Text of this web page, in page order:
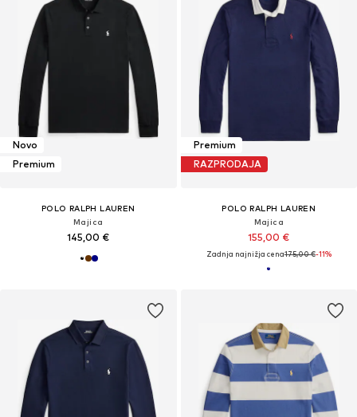
Novo
Premium
POLO RALPH LAUREN
Majica
145,00 €
Premium
RAZPRODAJA
POLO RALPH LAUREN
Majica
155,00 €
Zadnja najnižja cena175,00 €-11%